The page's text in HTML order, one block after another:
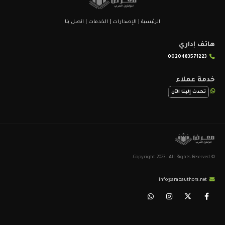
الرئيسية الإصدارات الخدمات اتصل بنا
هاتف إداري
0020483571223
خدمة عملاء
تحدث إلينا الآن
© Copyright 2023. All Rights Reserved.
info@arabauthors.net